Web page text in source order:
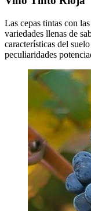
Las cepas tintas con
variedades llenas de
características del
peculiaridades